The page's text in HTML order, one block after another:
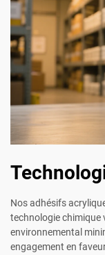
Nos adhésifs
technologie
environnemental
engagement en